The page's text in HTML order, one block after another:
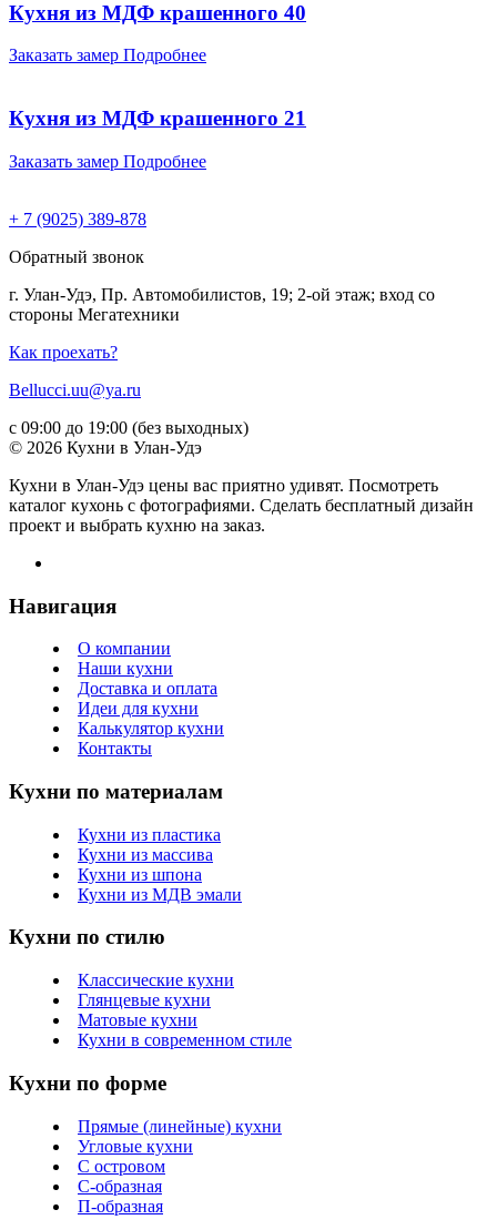
Кухня из МДФ крашенного 40
Заказать замер Подробнее
Кухня из МДФ крашенного 21
Заказать замер Подробнее
+ 7 (9025) 389-878
Обратный звонок
г. Улан-Удэ, Пр. Автомобилистов, 19; 2-ой этаж; вход со
стороны Мегатехники
Как проехать?
Bellucci.uu@ya.ru
с 09:00 до 19:00 (без выходных)
© 2026 Кухни в Улан-Удэ
Кухни в Улан-Удэ цены вас приятно удивят. Посмотреть
каталог кухонь с фотографиями. Сделать бесплатный дизайн
проект и выбрать кухню на заказ.
Навигация
О компании
Наши кухни
Доставка и оплата
Идеи для кухни
Калькулятор кухни
Контакты
Кухни по материалам
Кухни из пластика
Кухни из массива
Кухни из шпона
Кухни из МДВ эмали
Кухни по стилю
Классические кухни
Глянцевые кухни
Матовые кухни
Кухни в современном стиле
Кухни по форме
Прямые (линейные) кухни
Угловые кухни
С островом
С-образная
П-образная